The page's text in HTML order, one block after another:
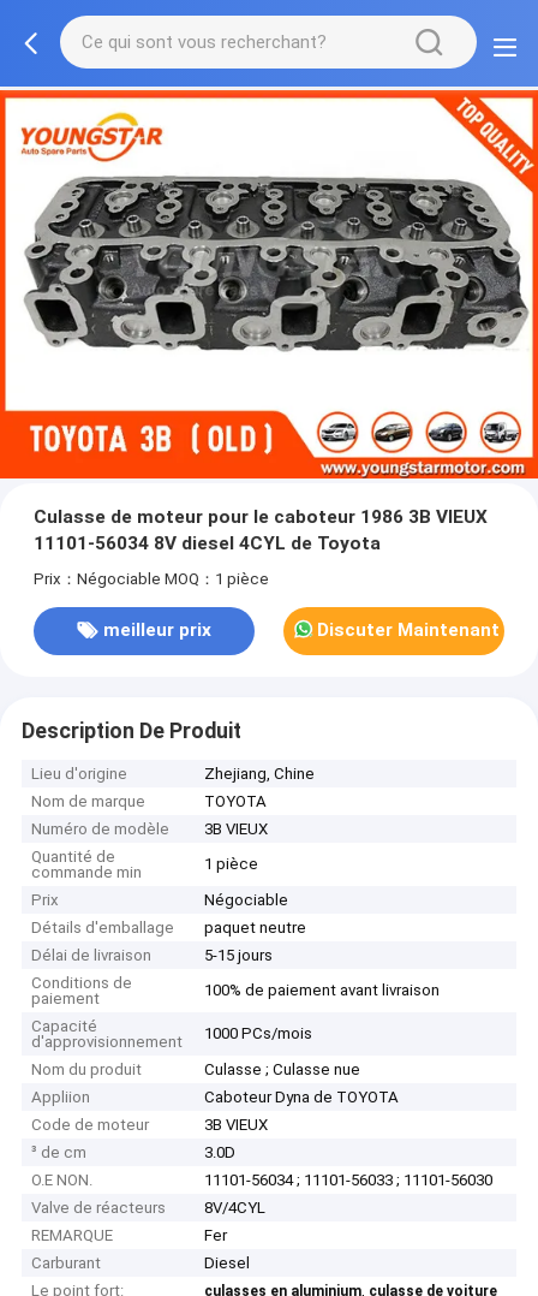
Culasse de moteur pour le caboteur 1986 3B VIEUX
11101-56034 8V diesel 4CYL de Toyota
Prix：Négociable MOQ：1 pièce
meilleur prix Discuter Maintenant
Description De Produit
Lieu d'origine
Zhejiang, Chine
Nom de marque
TOYOTA
Numéro de modèle
3B VIEUX
Quantité de
commande min
1 pièce
Prix
Négociable
Détails d'emballage
paquet neutre
Délai de livraison
5-15 jours
Conditions de
paiement
100% de paiement avant livraison
Capacité
d'approvisionnement
1000 PCs/mois
Nom du produit
Culasse ; Culasse nue
Appliion
Caboteur Dyna de TOYOTA
Code de moteur
3B VIEUX
³ de cm
3.0D
O.E NON.
11101-56034 ; 11101-56033 ; 11101-56030
Valve de réacteurs
8V/4CYL
REMARQUE
Fer
Carburant
Diesel
Le point fort:
culasses en aluminium, culasse de voiture